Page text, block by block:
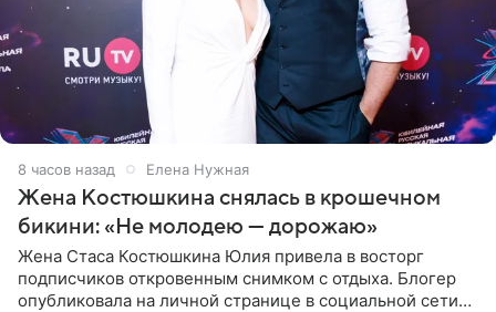
8 часов назад Елена Нужная
Жена Костюшкина снялась в крошечном
бикини: «Не молодею — дорожаю»
Жена Стаса Костюшкина Юлия привела в восторг
подписчиков откровенным снимком с отдыха. Блогер
опубликовала на личной странице в социальной сети